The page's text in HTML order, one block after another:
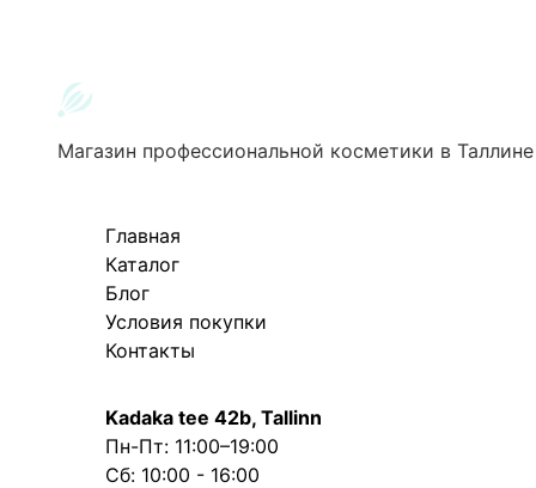
Магазин профессиональной косметики в Таллине
Главная
Каталог
Блог
Условия покупки
Контакты
Kadaka tee 42b, Tallinn
Пн-Пт: 11:00–19:00
Сб: 10:00 - 16:00